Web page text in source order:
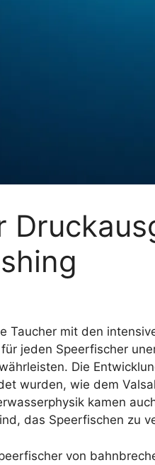
Taucher mit den
jeden Speerfischer
Die
wurden, wie dem
kamen
das Speerfischen zu
von